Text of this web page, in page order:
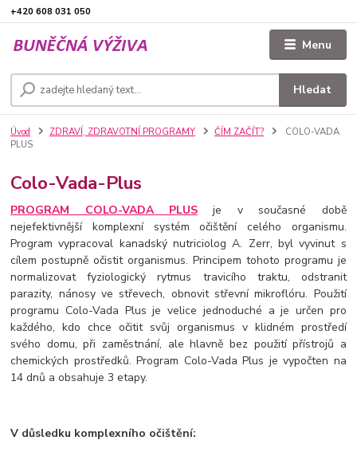
Menu
Hledat
+420 608 031 050
Úvod ZDRAVÍ, ZDRAVOTNÍ PROGRAMY ČÍM ZAČÍT?
COLO-VADA
PLUS
Colo-Vada-Plus
PROGRAM COLO-VADA PLUS je v současné době
nejefektivnější komplexní systém očištění celého organismu.
Program vypracoval kanadský nutriciolog A. Zerr, byl vyvinut s
cílem postupně očistit organismus. Principem tohoto programu je
normalizovat fyziologický rytmus travicího traktu, odstranit
parazity, nánosy ve střevech, obnovit střevní mikroflóru. Použití
programu Colo-Vada Plus je velice jednoduché a je určen pro
každého, kdo chce očitit svůj organismus v klidném prostředí
svého domu, při zaměstnání, ale hlavně bez použití přístrojů a
chemických prostředků. Program Colo-Vada Plus je vypočten na
14 dnů a obsahuje 3 etapy.
V důsledku komplexního očištění: